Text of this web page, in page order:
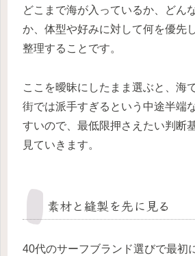
どこまで海が入っているか、どん
か、体型や好みに対して何を優先
整理することです。
ここを曖昧にしたまま選ぶと、海
街では派手すぎるという中途半端
すいので、最低限押さえたい判断
見ていきます。
素材と縫製を先に見る
40代のサーフブランド選びで最初